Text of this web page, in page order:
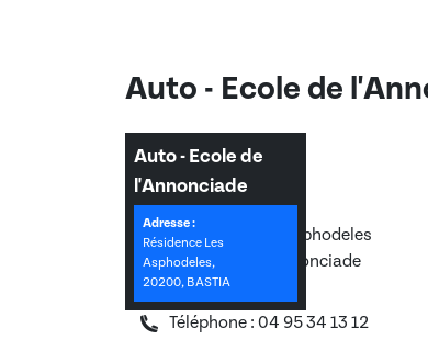
Auto - Ecole de
Coordonnées
Résidence Les Asphodeles
Quartier de l'Annonciade
20200, Bastia
Téléphone : 04 95 34 13 12
Auto - Ecole de
l'Annonciade
Adresse :
Résidence Les
Asphodeles,
20200, BASTIA